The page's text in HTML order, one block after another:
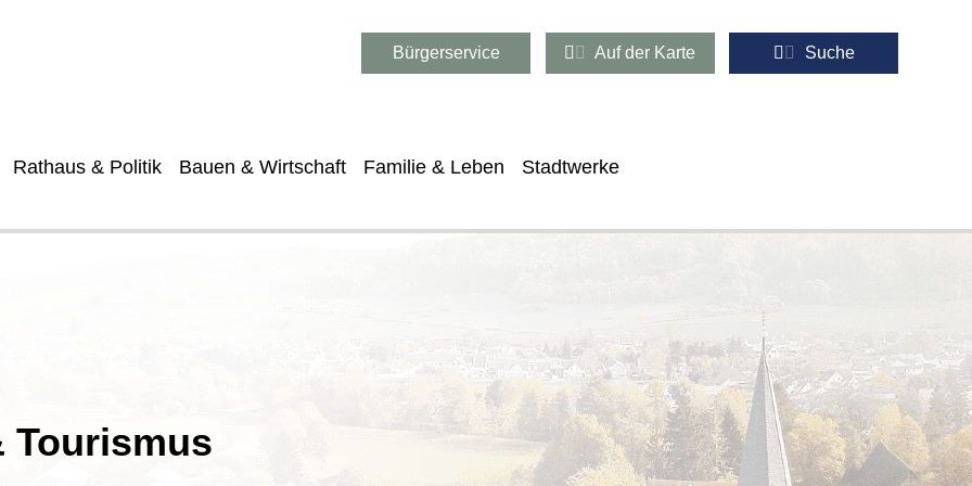
Bürgerservice Auf der Karte Suche
Rathaus & Politik Bauen & Wirtschaft Familie & Leben Stadtwerke
Tourismus